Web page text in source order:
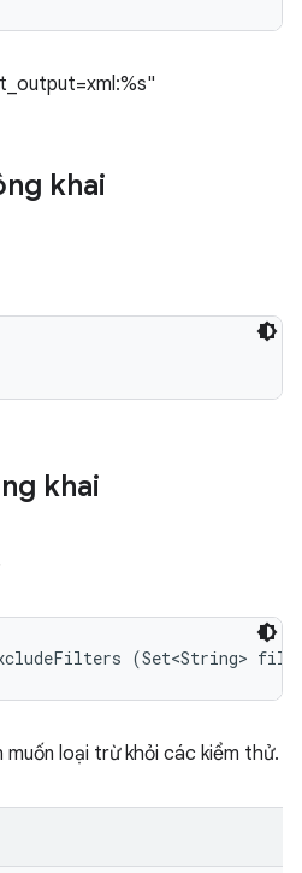
khai
khai
(Set<String>
muốn loại trừ khỏi các kiểm thử.